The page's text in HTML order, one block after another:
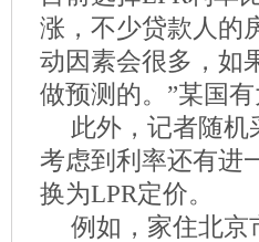
涨，不少贷款人的
动因素会很多，如
做预测的。”某国
此外，记者随
考虑到利率还有进
换为LPR定价。
例如，家住北京